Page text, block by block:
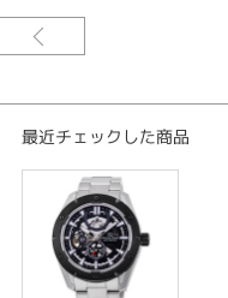
デザイン、部品、製造、それ
そんな職人たちの願いが「オ
最近チェックした商品